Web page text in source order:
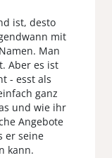
ist, desto
mit
Man
Aber es ist
- esst als
ganz
und wie ihr
Angebote
er seine
kann.